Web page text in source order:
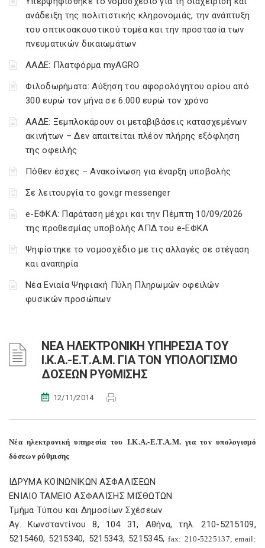
ανάδειξη της πολιτιστικής κληρονομιάς, την ανάπτυξη
του οπτικοακουστικού τομέα και την προστασία των
πνευματικών δικαιωμάτων
ΑΑΔΕ: Πλατφόρμα myAGRO
Φιλοδωρήματα: Αύξηση του αφορολόγητου ορίου από
300 ευρώ τον μήνα σε 6.000 ευρώ τον χρόνο
ΑΑΔΕ: Ξεμπλοκάρουν οι μεταβιβάσεις κατασχεμένων
ακινήτων – Δεν απαιτείται πλέον πλήρης εξόφληση
της οφειλής
Πόθεν έσχες – Ανακοίνωση για έναρξη υποβολής
Σε λειτουργία το gov.gr messenger
e-ΕΦΚΑ: Παράταση μέχρι και την Πέμπτη 10/09/2026
της προθεσμίας υποβολής ΑΠΔ του e-ΕΦΚΑ
Ψηφίστηκε το νομοσχέδιο με τις αλλαγές σε στέγαση
και αναπηρία
Νέα Ενιαία Ψηφιακή Πύλη Πληρωμών οφειλών
φυσικών προσώπων
ΝΕΑ ΗΛΕΚΤΡΟΝΙΚΗ ΥΠΗΡΕΣΙΑ ΤΟΥ
Ι.Κ.Α.-Ε.Τ.Α.Μ. ΓΙΑ ΤΟΝ ΥΠΟΛΟΓΙΣΜΟ
ΔΟΣΕΩΝ ΡΥΘΜΙΣΗΣ
12/11/2014
Νέα ηλεκτρονική υπηρεσία του Ι.Κ.Α.-Ε.Τ.Α.Μ. για τον υπολογισμό
δόσεων ρύθμισης
ΙΔΡΥΜΑ ΚΟΙΝΩΝΙΚΩΝ ΑΣΦΑΛΙΣΕΩΝ
ΕΝΙΑΙΟ ΤΑΜΕΙΟ ΑΣΦΑΛΙΣΗΣ ΜΙΣΘΩΤΩΝ
Τμήμα Τύπου και Δημοσίων Σχέσεων
Αγ. Κωνσταντίνου 8, 104 31, Αθήνα, τηλ. 210-5215109,
5215460, 5215340, 5215343, 5215345,fax: 210-5225137,email: